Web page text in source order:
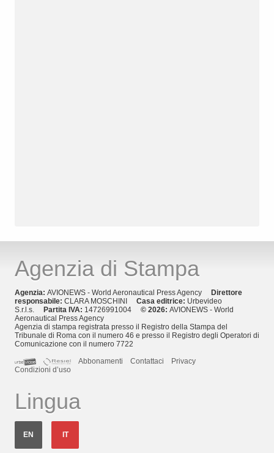
Agenzia di Stampa
Agenzia: AVIONEWS - World Aeronautical Press Agency
Direttore
responsabile: CLARA MOSCHINI Casa editrice: Urbevideo
S.r.l.s.
Partita IVA: 14726991004 © 2026: AVIONEWS - World
Aeronautical Press Agency
Agenzia di stampa registrata presso il Registro della Stampa del
Tribunale di Roma con il numero 46 e presso il Registro degli Operatori di
Comunicazione con il numero 7722
Abbonamenti
Contattaci
Privacy
Condizioni d’uso
Lingua
EN IT